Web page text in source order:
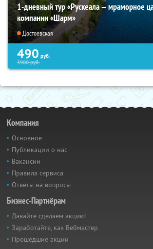
1-дневный тур «Рускеала — мраморное
компании «Шарм»
Достоевская
490 руб.
3900руб.
Компания
Основное
Публикации о нас
Вакансии
Правила сервиса
Ответы на вопросы
Бизнес-Партнёрам
Давайте сделаем акцию!
Заработайте, как Вебмастер
Прошедшие акции